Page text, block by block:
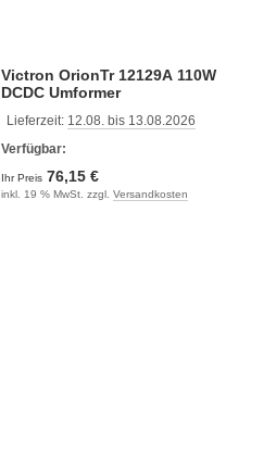
Victron OrionTr 12129A 110W
DCDC Umformer
Lieferzeit: 12.08. bis 13.08.2026
Verfügbar:
Ihr Preis 76,15 €
inkl. 19 % MwSt. zzgl. Versandkosten